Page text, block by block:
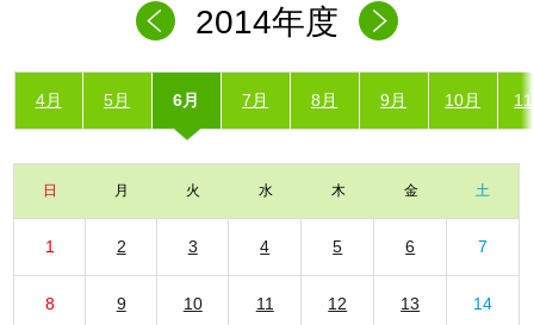
2014年度
4月 5月 6月 7月 8月 9月 10月
日 月 火 水 木 金 土
1 2 3 4 5 6 7
8 9 10 11 12 13 14